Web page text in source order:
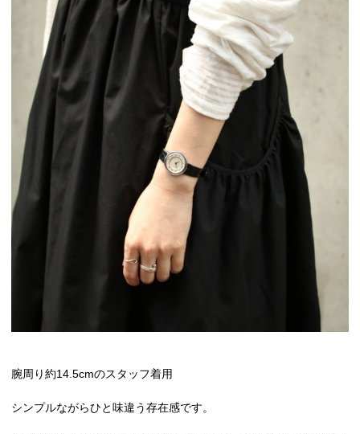
腕周り約14.5cmのスタッフ着用
シンプルながらひと味違う存在感です。